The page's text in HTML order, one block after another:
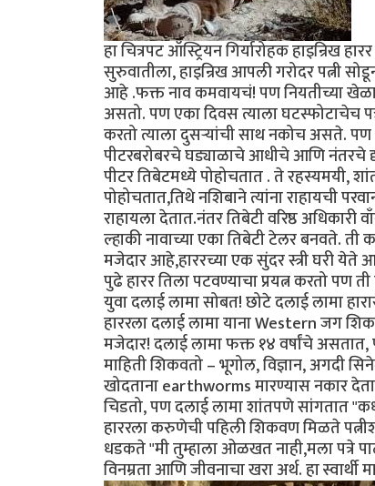
हा चित्रपट ऑस्ट्रियन गिर्यारोहक हाइन्रिख
सुरुवातीला, हाइन्रिख आपली गरोदर पत्नी
आहे .फक्त नाव कमवायचं! पण नियतीच्या
असतो. पण एका दिवस त्याला घटस्फोटाचेच
करतो त्याला दुसऱ्यांची साथ नकोच असते.
पीटरबरोबरचे घड्याळाचे आधीचे आणि
पीटर तिबेटमध्ये पोहोचतात . ते रहस्यमयी,
पोहोचतात,तिथे नशिबाने त्यांना राहायची
राहायला देतात.नंतर तिबेटी वरिष्ठ
ल्हाकी नावाच्या एका तिबेटी टेलर बनवते.
मजेदार आहे,हाररच्या एक सुंदर स्त्री घरी
पुढे हारर तिला पटवण्याचा प्रयत्न करतो पण
युवा दलाई लामा सोबत! छोटे दलाई लामा
हाररला दलाई लामा याना Western जग
मजेदार! दलाई लामा फक्त १४ वर्षांचे असतात,
माहिती शिकवतो – भूगोल, विज्ञान, अगदी
खोदताना earthworms मारण्यास नकार
चिडतो, पण दलाई लामा शांतपणे सांगतात
हाररला करुणेची पहिली शिकवण मिळते
धडकते "मी तुम्हाला ओळखत नाही,मला पत्रे
विनम्रता आणि जीवनाचा खरा अर्थ. हा